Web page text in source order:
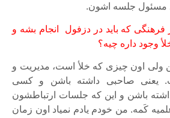
جلسه اشون.
فرهنگی که باید در دزفول انجام بشه و
وجود داره چیه؟
اون چیزی که خلأ است، مدیریت و
یعنی صاحبی داشته باشن و کسی
باشن و این که جلسات ارتباطشون
کَمه. من خودم یادم نمیاد اون زمان